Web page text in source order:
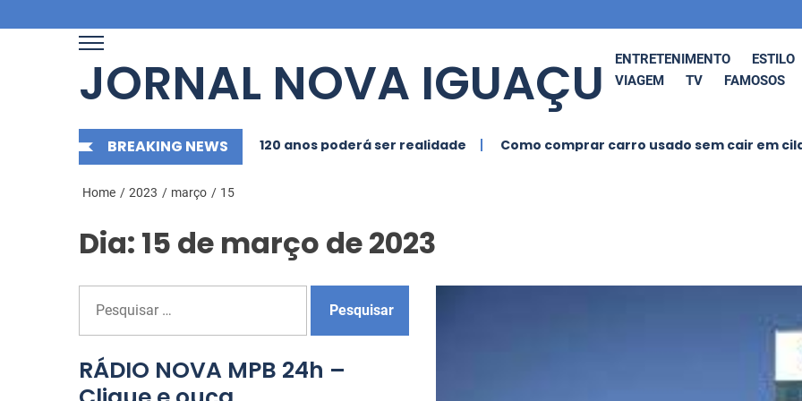
to
JORNAL NOVA IGUAÇU ENTRETENIMENTO ESTILO
VIAGEM
TV FAMOSOS
BREAKING NEWS
onde viver até aos 120 anos poderá ser realidade Como comprar carro usado sem cair em cilada:
Home 2023 março 15
Dia: 15 de março de 2023
s
q
uRÁDIO NOVA MPB 24h –
único, convidados
“Braba das Arábias”: O Funk